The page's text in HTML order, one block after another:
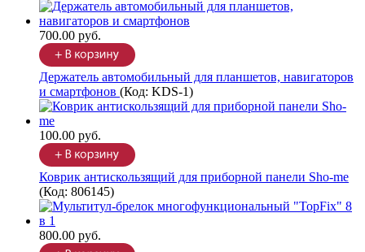
700.00 руб.
Держатель автомобильный для планшетов, навигаторов
и смартфонов (Код: KDS-1)
100.00 руб.
Коврик антискользящий для приборной панели Sho-me
(Код: 806145)
800.00 руб.